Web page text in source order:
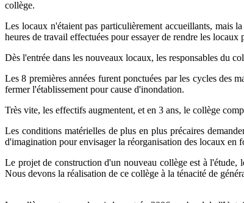
collège.
Les locaux n'étaient pas particulièrement accueillants, mais
heures de travail effectuées pour essayer de rendre les locaux
Dès l'entrée dans les nouveaux locaux, les responsables du
Les 8 premières années furent ponctuées par les cycles des
fermer l'établissement pour cause d'inondation.
Très vite, les effectifs augmentent, et en 3 ans, le collège
Les conditions matérielles de plus en plus précaires
d'imagination pour envisager la réorganisation des locaux en
Le projet de construction d'un nouveau collège est à
Nous devons la réalisation de ce collège à la ténacité de